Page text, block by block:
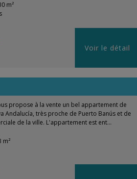
m²
Voir le détail
propose à la vente un bel appartement de
Andalucía, très proche de Puerto Banús et de
de la ville. L'appartement est ent...
m²